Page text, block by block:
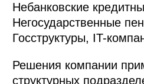
Небанковские
Негосударственные
Госструктуры, IT-
Решения компании
структурных